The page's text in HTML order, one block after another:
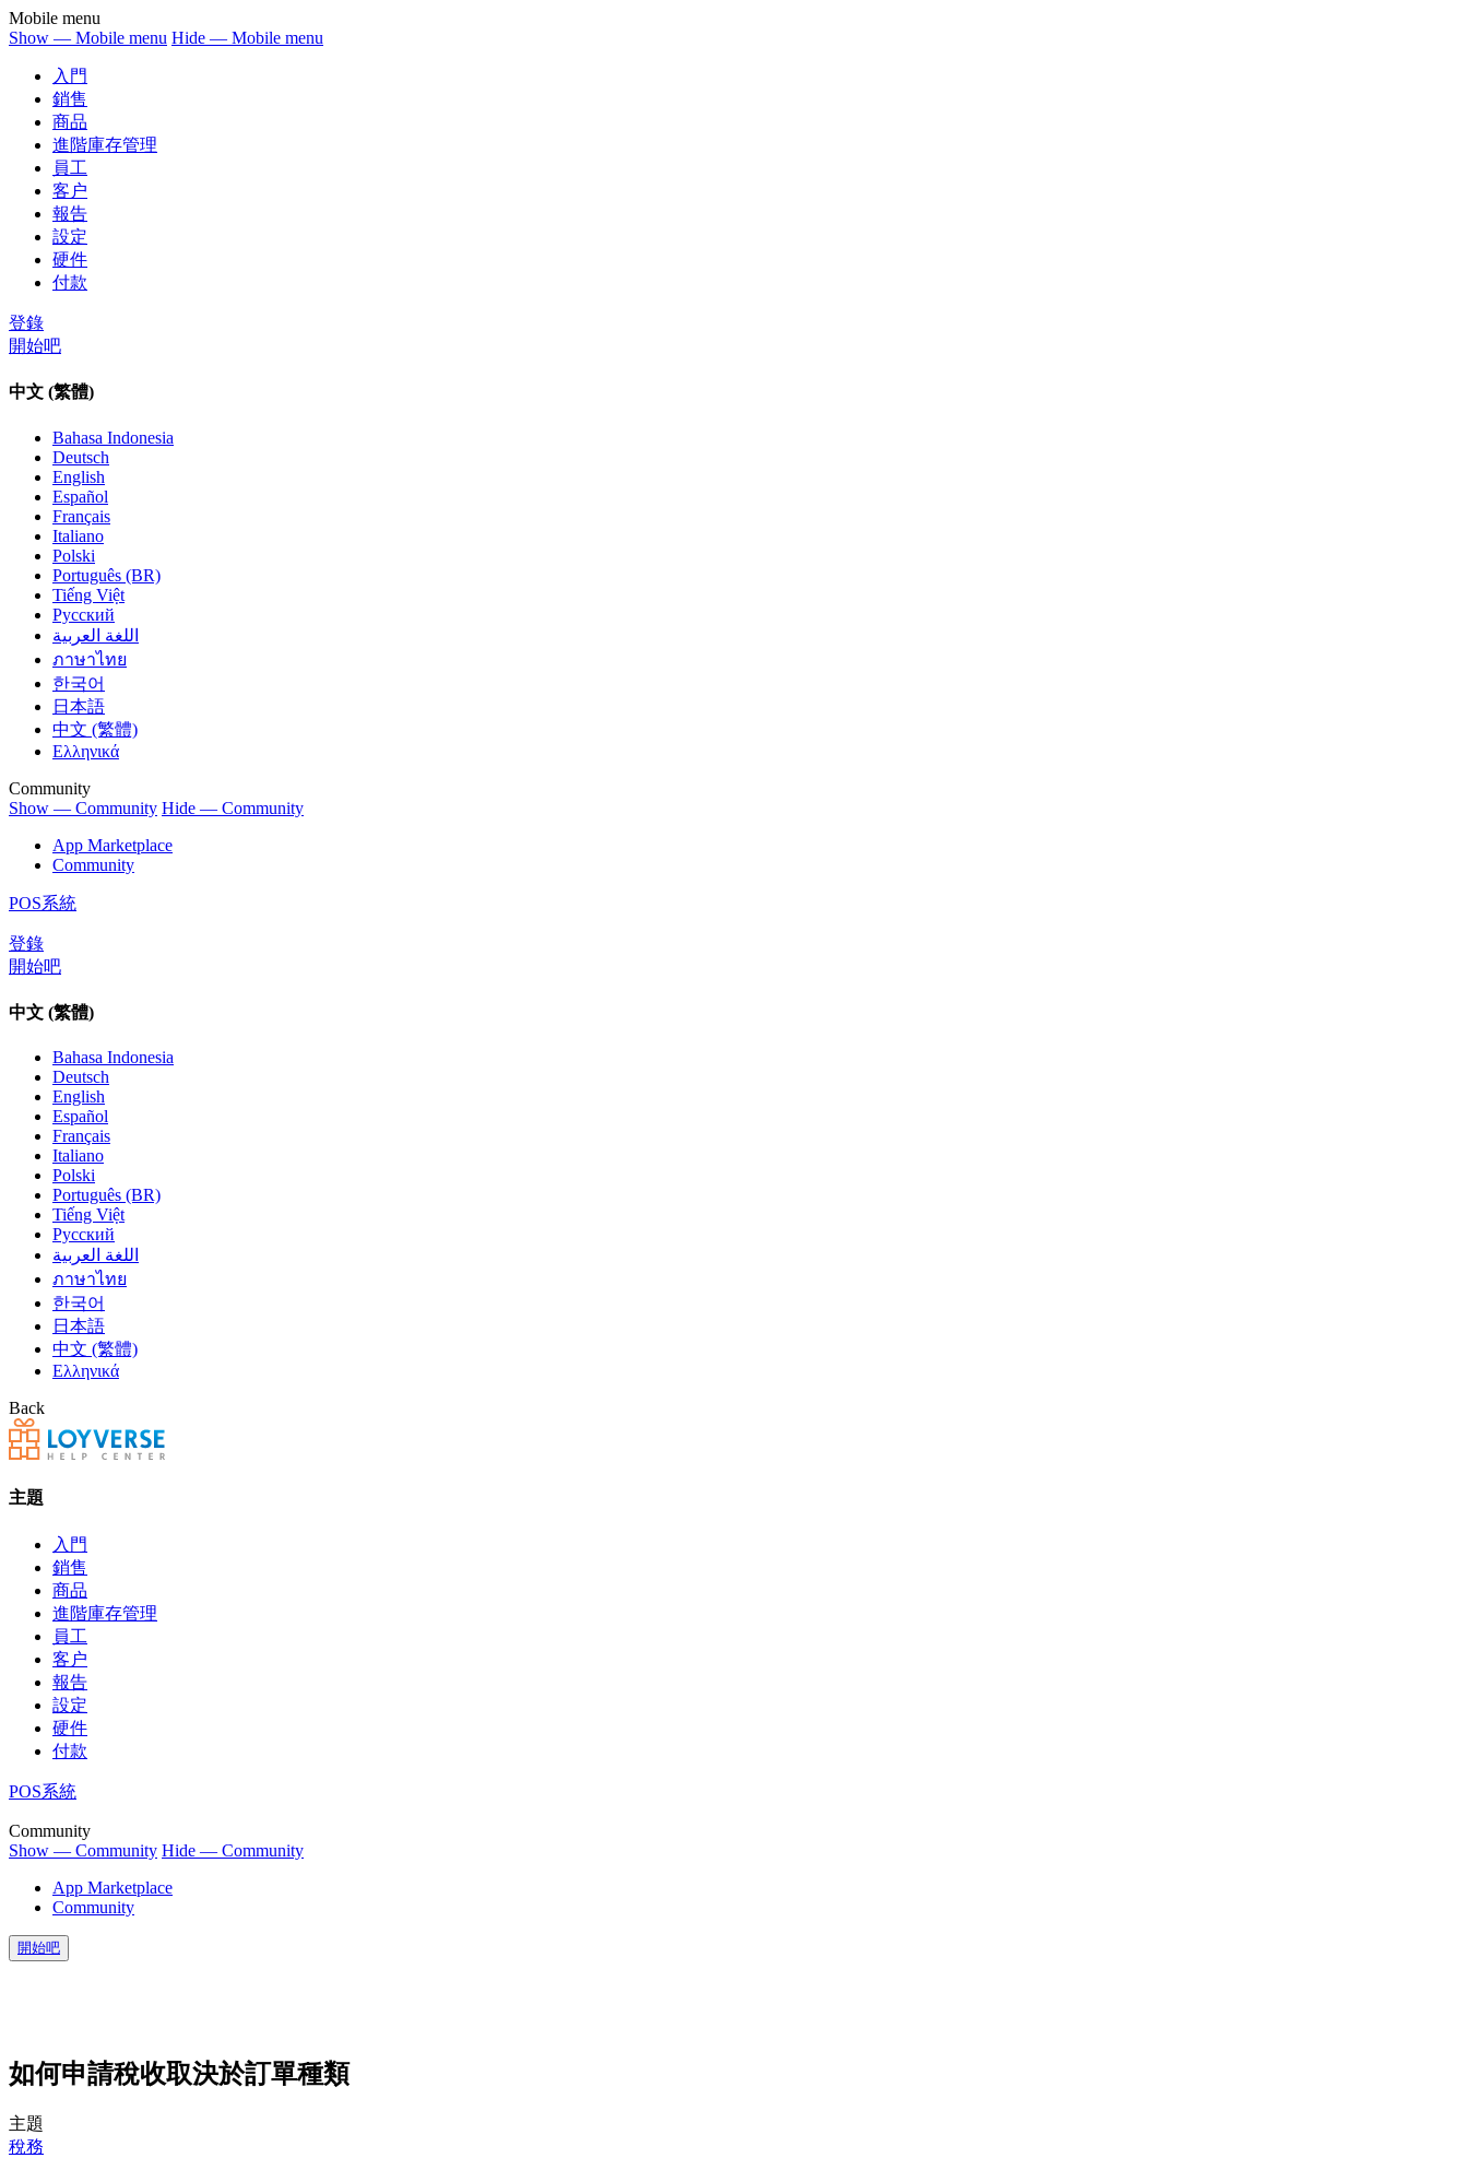
Mobile menu
Show — Mobile menu Hide — Mobile menu
入門
銷售
商品
進階庫存管理
員工
客户
報告
設定
硬件
付款
登錄
開始吧
中文 (繁體)
Bahasa Indonesia
Deutsch
English
Español
Français
Italiano
Polski
Português (BR)
Tiếng Việt
Русский
اللغة العربية
ภาษาไทย
한국어
日本語
中文 (繁體)
Ελληνικά
Community
Show — Community Hide — Community
App Marketplace
Community
POS系統
登錄
開始吧
中文 (繁體)
Bahasa Indonesia
Deutsch
English
Español
Français
Italiano
Polski
Português (BR)
Tiếng Việt
Русский
اللغة العربية
ภาษาไทย
한국어
日本語
中文 (繁體)
Ελληνικά
Back
主題
入門
銷售
商品
進階庫存管理
員工
客户
報告
設定
硬件
付款
POS系統
Community
Show — Community Hide — Community
App Marketplace
Community
開始吧
如何申請稅收取決於訂單種類
主題
稅務